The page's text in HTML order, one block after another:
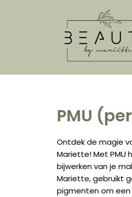
PMU
Ontdek de magie
Mariette! Met PMU
bijwerken van je
Mariette, gebruikt
pigmenten om een